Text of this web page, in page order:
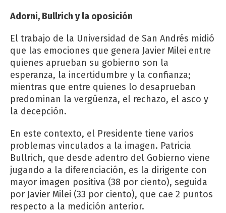
Adorni, Bullrich y la oposición
El trabajo de la Universidad de San Andrés midió
que las emociones que genera Javier Milei entre
quienes aprueban su gobierno son la
esperanza, la incertidumbre y la confianza;
mientras que entre quienes lo desaprueban
predominan la vergüenza, el rechazo, el asco y
la decepción.
En este contexto, el Presidente tiene varios
problemas vinculados a la imagen. Patricia
Bullrich, que desde adentro del Gobierno viene
jugando a la diferenciación, es la dirigente con
mayor imagen positiva (38 por ciento), seguida
por Javier Milei (33 por ciento), que cae 2 puntos
respecto a la medición anterior.